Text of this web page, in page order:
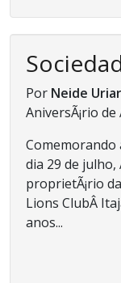
Por Neide
AniversÃ¡rio
Comemorando
dia 29 de julho,
proprietÃ¡rio
Lions ClubÂ
anos...